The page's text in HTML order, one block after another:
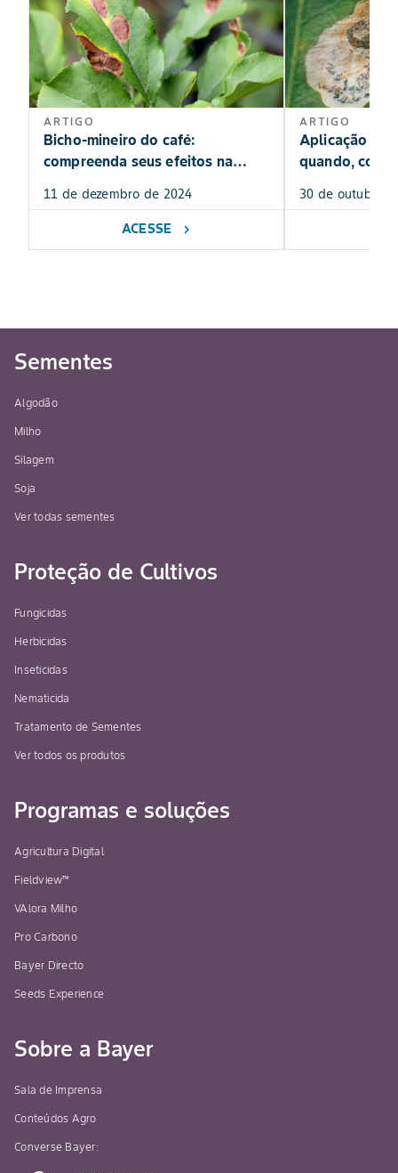
ARTIGO
Bicho-mineiro do café:
compreenda seus efeitos na
11 de dezembro de 2024
ACESSE chevron_right
ARTIGO
Aplicação de
quando,
30 de outubro
Sementes
Algodão
Milho
Silagem
Soja
Ver todas sementes
Proteção de Cultivos
Fungicidas
Herbicidas
Inseticidas
Nematicida
Tratamento de Sementes
Ver todos os produtos
Programas e soluções
Agricultura Digital
Fieldview™
VAlora Milho
Pro Carbono
Bayer Directo
Seeds Experience
Sobre a Bayer
Sala de Imprensa
Conteúdos Agro
Converse Bayer: